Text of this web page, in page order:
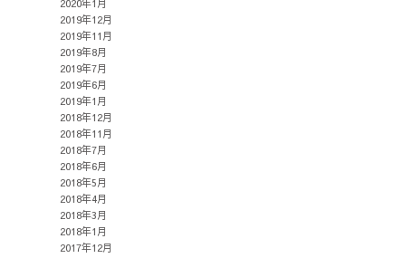
2019年12月
2019年11月
2019年8月
2019年7月
2019年6月
2019年1月
2018年12月
2018年11月
2018年7月
2018年6月
2018年5月
2018年4月
2018年3月
2018年1月
2017年12月